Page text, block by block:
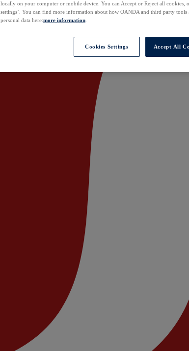
locally on your computer or mobile device. You can Accept or Reject all cookies,
settings’. You can find more information about how OANDA and third party tools
personal data here:more information
Cookies Settings Accept All